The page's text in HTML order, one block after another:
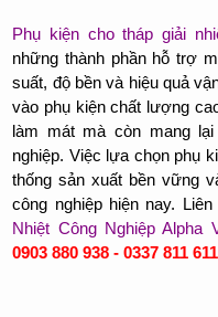
Phụ kiện cho tháp giải
những thành phần hỗ trợ
suất, độ bền và hiệu quả
vào phụ kiện chất lượng
làm mát mà còn mang
nghiệp. Việc lựa chọn phụ
thống sản xuất bền vững
công nghiệp hiện nay.
Nhiệt Công Nghiệp Alpha
0903 880 938 - 0337 811 611